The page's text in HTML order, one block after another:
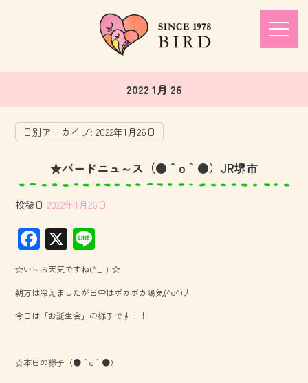
2022 1月 26
日別アーカイブ:2022年1月26日
★バードニュ～ス（●＾o＾●）JR堺市
投稿日 2022年1月26日
F
ac
e
b
o
X
ne
☆い～お天気ですね(^_-)-☆
朝方は冷えましたが日中はポカポカ陽気(^o^)丿
今日は「お誕生会」の様子です！！
☆本日の様子（●＾o＾●）